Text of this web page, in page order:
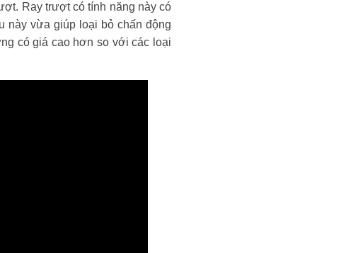
Ray trượt có tính năng này có
này vừa giúp loại bỏ chấn động
có giá cao hơn so với các loại